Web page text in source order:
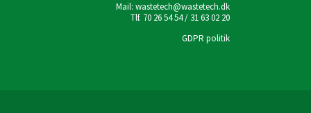
Mail: wastetech@wastetech.dk
Tlf. 70 26 54 54 / 31 63 02 20
GDPR politik